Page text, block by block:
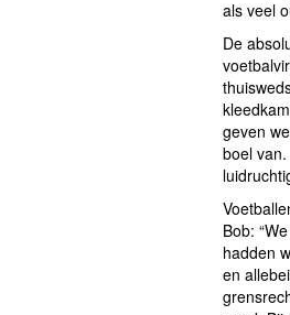
als veel
De
geven
boel
Bob:
hadden
en